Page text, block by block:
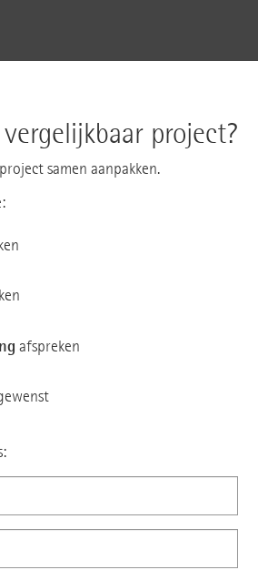
project?
samen aanpakken.
afspreken